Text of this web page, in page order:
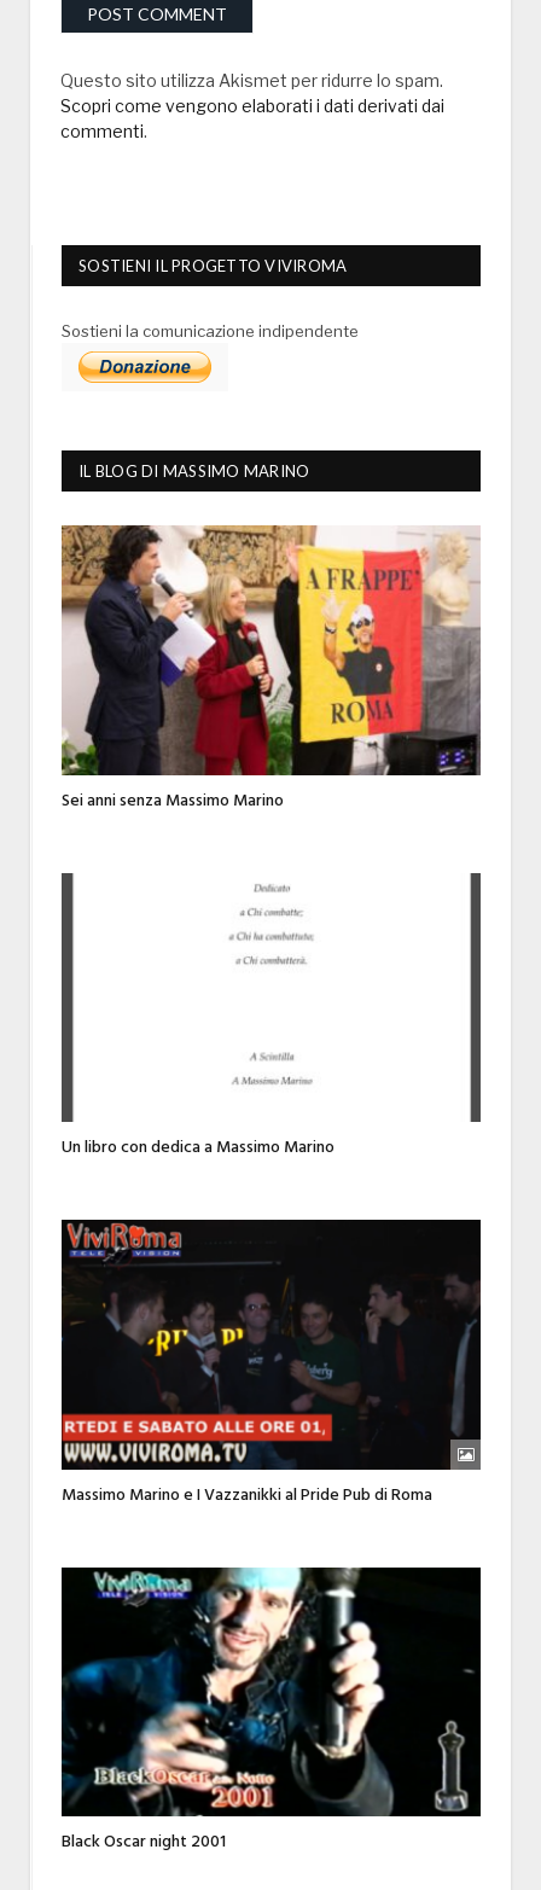
Questo sito utilizza Akismet per ridurre lo spam.
Scopri come vengono elaborati i dati derivati dai
commenti.
SOSTIENI IL PROGETTO VIVIROMA
Sostieni la comunicazione indipendente
IL BLOG DI MASSIMO MARINO
Sei anni senza Massimo Marino
Un libro con dedica a Massimo Marino
Massimo Marino e I Vazzanikki al Pride Pub di Roma
Black Oscar night 2001